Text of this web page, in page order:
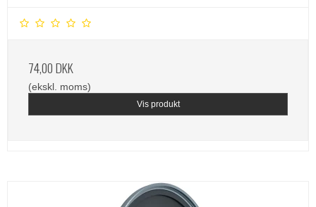
74,00 DKK
(ekskl. moms)
Vis produkt